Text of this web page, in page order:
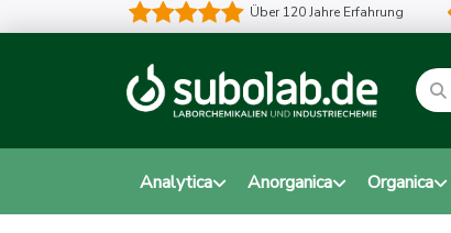
Über 120 Jahre Erfahrung
Analytica Anorganica Organica